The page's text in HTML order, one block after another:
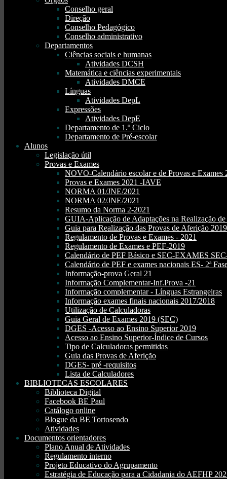
Conselho geral
Direção
Conselho Pedagógico
Conselho administrativo
Departamentos
Ciências sociais e humanas
Atividades DCSH
Matemática e ciências experimentais
Atividades DMCE
Línguas
Atividades DepL
Expressões
Atividades DepE
Departamento de 1.º Ciclo
Departamento de Pré-escolar
Alunos
Legislação útil
Provas e Exames
NOVO-Calendário escolar e de Provas e Exames
Provas e Exames 2021 -IAVE
NORMA 01/JNE/2021
NORMA 02/JNE/2021
Resumo da Norma 2-2021
GUIA-Aplicação de Adaptações na Realização
Guia para Realização das Provas de Aferição 2019
Regulamento de Provas e Exames - 2021
Regulamento de Exames e PEF-2019
Calendário de PEF Básico e SEC-EXAMES
Calendário de PEF e exames nacionais ES- 2ª
Informação-prova Geral 21
Informação Complementar-Inf.Prova -21
Informação complementar - Línguas Estrangeiras
Informação exames finais nacionais 2017/2018
Utilização de Calculadoras
Guia Geral de Exames 2019 (SEC)
DGES -Acesso ao Ensino Superior 2019
Acesso ao Ensino Superior-Índice de Cursos
Tipo de Calculadoras permitidas
Guia das Provas de Aferição
DGES- pré -requisitos
Lista de Calculadores
BIBLIOTECAS ESCOLARES
Biblioteca Digital
Facebook BE Paul
Catálogo online
Blogue da BE Tortosendo
Atividades
Documentos orientadores
Plano Anual de Atividades
Regulamento interno
Projeto Educativo do Agrupamento
Estratégia de Educação para a Cidadania do AEFHP